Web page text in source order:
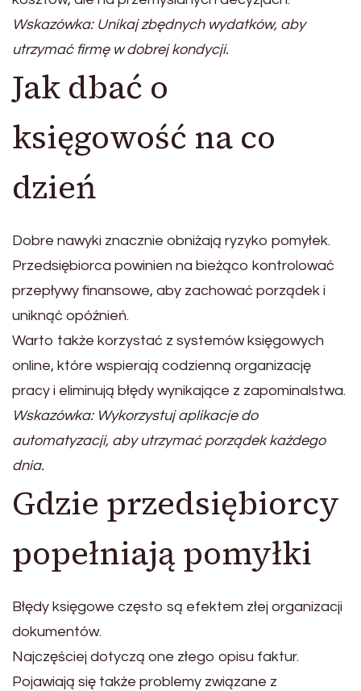
Wskazówka: Unikaj zbędnych wydatków, aby
utrzymać firmę w dobrej kondycji.
Jak dbać o
księgowość na co
dzień
Dobre nawyki znacznie obniżają ryzyko pomyłek.
Przedsiębiorca powinien na bieżąco kontrolować
przepływy finansowe, aby zachować porządek i
uniknąć opóźnień.
Warto także korzystać z systemów księgowych
online, które wspierają codzienną organizację
pracy i eliminują błędy wynikające z zapominalstwa.
Wskazówka: Wykorzystuj aplikacje do
automatyzacji, aby utrzymać porządek każdego
dnia.
Gdzie przedsiębiorcy
popełniają pomyłki
Błędy księgowe często są efektem złej organizacji
dokumentów.
Najczęściej dotyczą one złego opisu faktur.
Pojawiają się także problemy związane z